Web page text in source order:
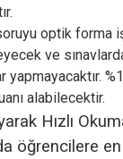
optik forma
ve
alabilecektir.
Hızlı
öğrencilere